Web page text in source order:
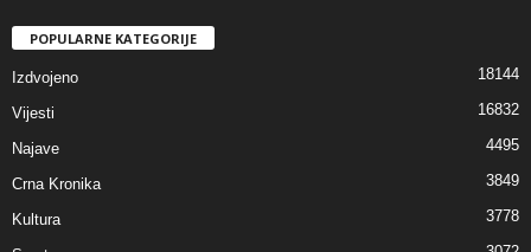
POPULARNE KATEGORIJE
Izdvojeno 18144
Vijesti 16832
Najave 4495
Crna Kronika 3849
Kultura 3778